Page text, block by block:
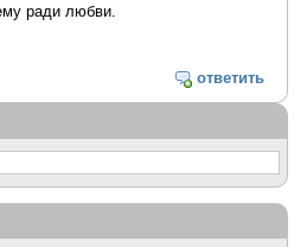
ради любви.
ответить